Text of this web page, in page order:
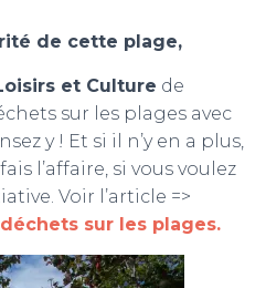
de cette plage,
et Culture de
sur les plages avec
y ! Et si il n’y en a plus,
l’affaire, si vous voulez
Voir l’article =>
sur les plages.